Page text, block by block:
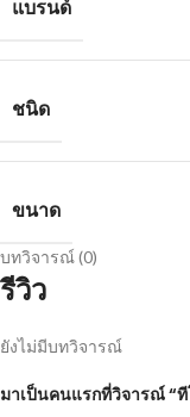
แบรนด์
ชนิด
ขนาด
บทวิจารณ์ (0)
รีวิว
ยังไม่มีบทวิจารณ์
มาเป็นคนแรกที่วิจารณ์ “ที